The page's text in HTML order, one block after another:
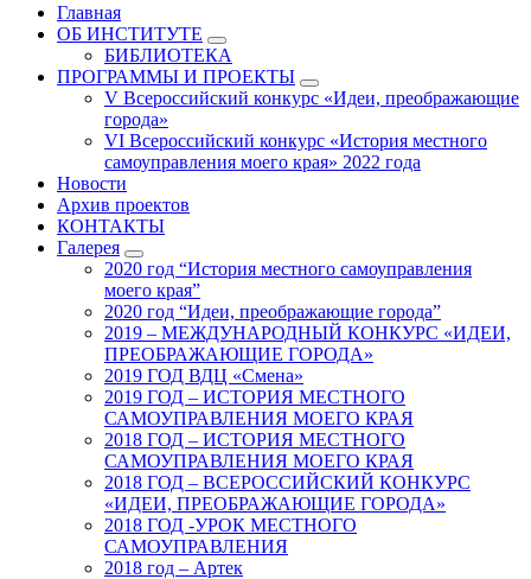
Главная
ОБ ИНСТИТУТЕ
БИБЛИОТЕКА
ПРОГРАММЫ И ПРОЕКТЫ
V Всероссийский конкурс «Идеи, преображающие
города»
VI Всероссийский конкурс «История местного
самоуправления моего края» 2022 года
Новости
Архив проектов
КОНТАКТЫ
Галерея
2020 год “История местного самоуправления
моего края”
2020 год “Идеи, преображающие города”
2019 – МЕЖДУНАРОДНЫЙ КОНКУРС «ИДЕИ,
ПРЕОБРАЖАЮЩИЕ ГОРОДА»
2019 ГОД ВДЦ «Смена»
2019 ГОД – ИСТОРИЯ МЕСТНОГО
САМОУПРАВЛЕНИЯ МОЕГО КРАЯ
2018 ГОД – ИСТОРИЯ МЕСТНОГО
САМОУПРАВЛЕНИЯ МОЕГО КРАЯ
2018 ГОД – ВСЕРОССИЙСКИЙ КОНКУРС
«ИДЕИ, ПРЕОБРАЖАЮЩИЕ ГОРОДА»
2018 ГОД -УРОК МЕСТНОГО
САМОУПРАВЛЕНИЯ
2018 год – Артек